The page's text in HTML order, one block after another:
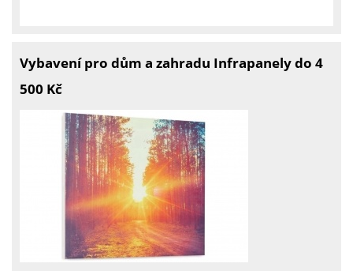
Vybavení pro dům a zahradu Infrapanely do 4
500 Kč